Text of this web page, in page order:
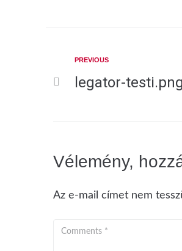
PREVIOUS
legator-testi.png
Vélemény,
Az e-mail címet nem